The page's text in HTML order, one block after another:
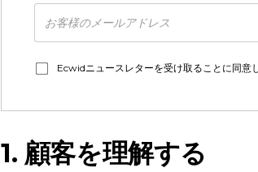
Ecwidニュースレターを受け取ることに同意
1. 顧客を理解する